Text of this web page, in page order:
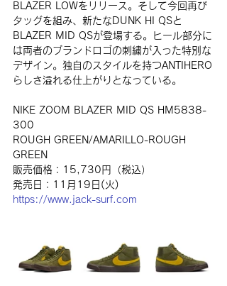
BLAZER LOWをリリース。そして今回再び
タッグを組み、新たな DUNK HI QSと
BLAZER MID QSが登場する。ヒール部分に
は両者のブランドロゴの刺繍が入った特別な
デザイン。独自のスタイルを持つANTIHERO
らしさ溢れる仕上がりとなっている。
NIKE ZOOM BLAZER MID QS HM5838-
300
ROUGH GREEN/AMARILLO-ROUGH
GREEN
販売価格：15,730円（税込）
発売日：11月19日(火)
https://www.jack-surf.com